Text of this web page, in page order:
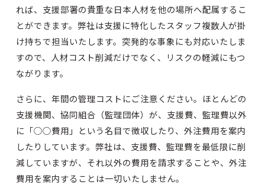
れば、支援部署の貴重な日本人材を他の場所へ配属するこ
とができます。弊社は支援に特化したスタッフ複数人が掛
け持ちで担当いたします。突発的な事象にも対応いたしま
すので、人材コスト削減だけでなく、リスクの軽減にもつ
ながります。
さらに、年間の管理コストにご注意ください。ほとんどの
支援機関、協同組合（監理団体）が、支援費、監理費以外
に「○○費用」という名目で徴収したり、外注費用を案内
したりしています。弊社は、支援費、監理費を最低限に削
減していますが、それ以外の費用を請求することや、外注
費用を案内することは一切いたしません。